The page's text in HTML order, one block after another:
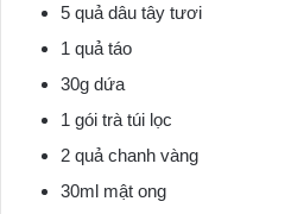
5 quả dâu tây tươi
1 quả táo
30g dứa
1 gói trà túi lọc
2 quả chanh vàng
30ml mật ong